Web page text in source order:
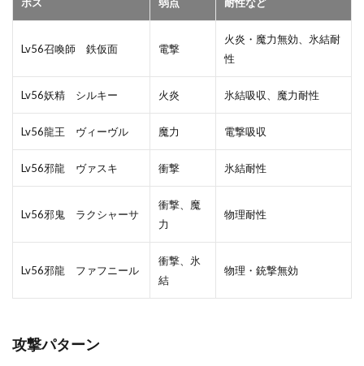
ボス 弱点 耐性など
Lv56召喚師 鉄仮面 電撃
火炎・魔力無効、氷結耐
性
Lv56妖精 シルキー 火炎 氷結吸収、魔力耐性
Lv56龍王 ヴィーヴル 魔力 電撃吸収
Lv56邪龍 ヴァスキ 衝撃 氷結耐性
Lv56邪鬼 ラクシャーサ
衝撃、魔
力
物理耐性
Lv56邪龍 ファフニール
衝撃、氷
結
物理・銃撃無効
攻撃パターン